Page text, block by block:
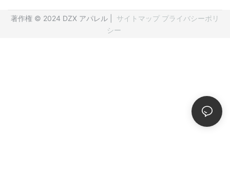
著作権 © 2024 DZX アパレル | サイトマップ プライバシーポリ
シー